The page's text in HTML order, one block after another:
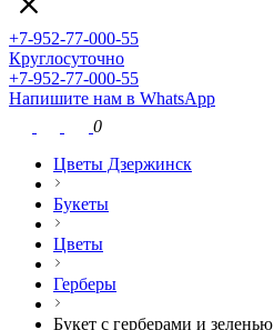
+7-952-77-000-55
Круглосуточно
+7-952-77-000-55
Напишите нам в WhatsApp
0
Цветы Дзержинск
Букеты
Цветы
Герберы
Букет с герберами и зеленью